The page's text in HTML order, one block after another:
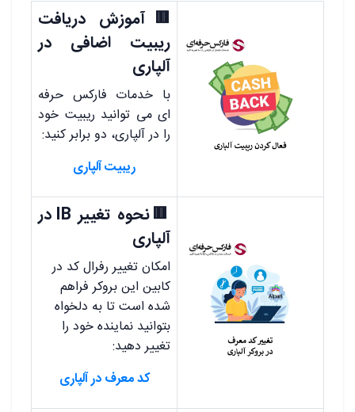
🟥آموزش دریافت
ریبیت اضافی در
آلپاری
با خدمات فارکس حرفه
ای می توانید ریبیت خود
را در آلپاری، دو برابر کنید:
ریبیت آلپاری
🟥نحوه تغییر IB در
آلپاری
امکان تغییر رفرال کد در
کابین این بروکر فراهم
شده است تا به دلخواه
بتوانید نماینده خود را
تغییر دهید:
کد معرف در آلپاری